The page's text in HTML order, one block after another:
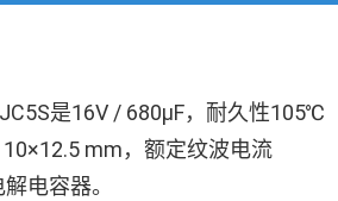
是16V / 680µF，耐久性105℃
mm，额定纹波电流
电容器。